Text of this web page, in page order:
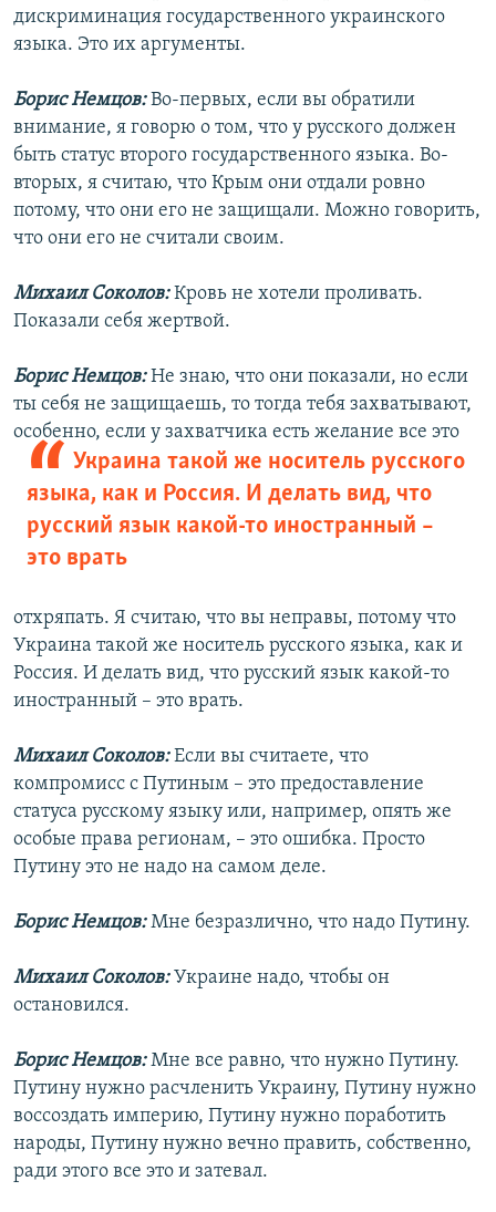
дискриминация государственного украинского
языка. Это их аргументы.
Борис Немцов:Во-первых, если вы обратили
внимание, я говорю о том, что у русского должен
быть статус второго государственного языка. Во-
вторых, я считаю, что Крым они отдали ровно
потому, что они его не защищали. Можно говорить,
что они его не считали своим.
Михаил Соколов:Кровь не хотели проливать.
Показали себя жертвой.
Борис Немцов:Не знаю, что они показали, но если
ты себя не защищаешь, то тогда тебя захватывают,
особенно, если у захватчика есть желание все это
Украина такой же носитель русского
языка, как и Россия. И делать вид, что
русский язык какой-то иностранный –
это врать
отхряпать. Я считаю, что вы неправы, потому что
Украина такой же носитель русского языка, как и
Россия. И делать вид, что русский язык какой-то
иностранный – это врать.
Михаил Соколов:Если вы считаете, что
компромисс с Путиным – это предоставление
статуса русскому языку или, например, опять же
особые права регионам, – это ошибка. Просто
Путину это не надо на самом деле.
Борис Немцов:Мне безразлично, что надо Путину.
Михаил Соколов:Украине надо, чтобы он
остановился.
Борис Немцов:Мне все равно, что нужно Путину.
Путину нужно расчленить Украину, Путину нужно
воссоздать империю, Путину нужно поработить
народы, Путину нужно вечно править, собственно,
ради этого все это и затевал.